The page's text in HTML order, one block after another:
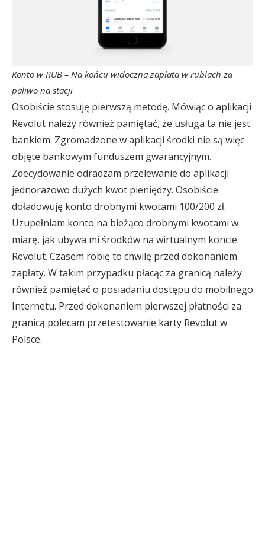
Konto w RUB – Na końcu widoczna zapłata w rublach za
paliwo na stacji
Osobiście stosuję pierwszą metodę. Mówiąc o aplikacji
Revolut należy również pamiętać, że usługa ta nie jest
bankiem. Zgromadzone w aplikacji środki nie są więc
objęte bankowym funduszem gwarancyjnym.
Zdecydowanie odradzam przelewanie do aplikacji
jednorazowo dużych kwot pieniędzy. Osobiście
doładowuję konto drobnymi kwotami 100/200 zł.
Uzupełniam konto na bieżąco drobnymi kwotami w
miarę, jak ubywa mi środków na wirtualnym koncie
Revolut. Czasem robię to chwilę przed dokonaniem
zapłaty. W takim przypadku płacąc za granicą należy
również pamiętać o posiadaniu dostępu do mobilnego
Internetu. Przed dokonaniem pierwszej płatności za
granicą polecam przetestowanie karty Revolut w
Polsce.